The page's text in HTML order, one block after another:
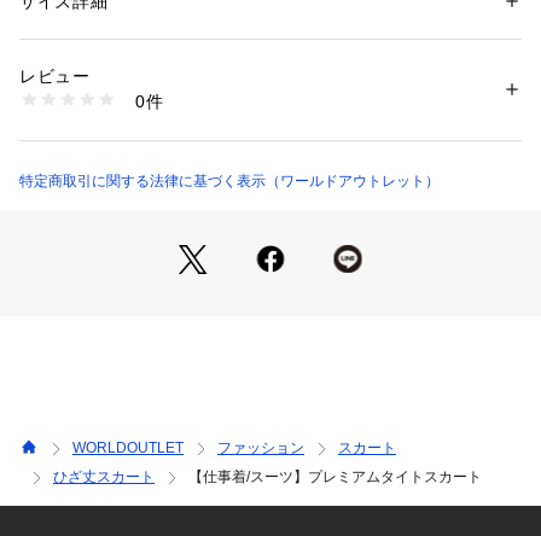
ポケット付きながらも美しいシルエットを損なわないバランス
に仕上げました。
欧州（トルコ）最大級梳毛メーカーYUNSAのプレミアムライ
けており、ウール100％でありながら適度なストレッチ性を出
しているのが特徴。
41033）とプレミアムカラーレスジャケット（商品番号：153
－41034）との合わせがおすすめです。
裏地にキュプラを使用し、ワンランク上のスーツシリーズで
性別：レディース
素材：表地: 毛100％ 裏地: キュプラ100％
商品番号：
153-71033 （ショップ）
レビュー
0件
特定商取引に関する法律に基づく表示（ワールドアウトレット）
WORLDOUTLET ファッション
スカート
ひざ丈スカート
【仕事着/スーツ】プレミアムタイトスカート